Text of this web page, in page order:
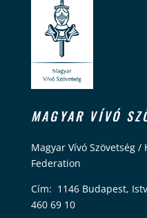
MAGYAR VÍVÓ
Magyar Vívó Szövetség
Federation
Cím: 1146 Budapest,
460 69 10